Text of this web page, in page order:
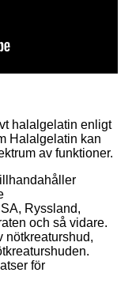
halalgelatin enligt
Halalgelatin kan
av funktioner.
Ryssland,
och så vidare.
nötkreaturshud,
för